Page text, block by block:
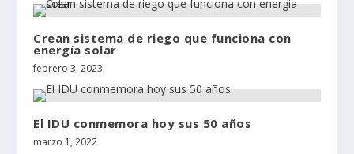
Crean sistema de riego que funciona con
energía solar
febrero 3, 2023
El IDU conmemora hoy sus 50 años
marzo 1, 2022